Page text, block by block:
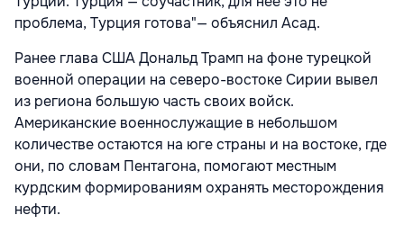
проблема, Турция готова"— объяснил Асад.
Ранее глава США Дональд Трамп на фоне турецкой
военной операции на северо-востоке Сирии вывел
из региона большую часть своих войск.
Американские военнослужащие в небольшом
количестве остаются на юге страны и на востоке, где
они, по словам Пентагона, помогают местным
курдским формированиям охранять месторождения
нефти.